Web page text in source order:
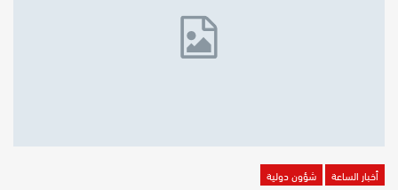
أخبار الساعة شؤون دولية